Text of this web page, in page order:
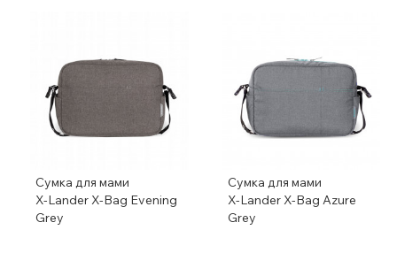
Сумка для мами
X-Lander X-Bag Evening
Grey
Сумка для мами
X-Lander X-Bag Azure
Grey